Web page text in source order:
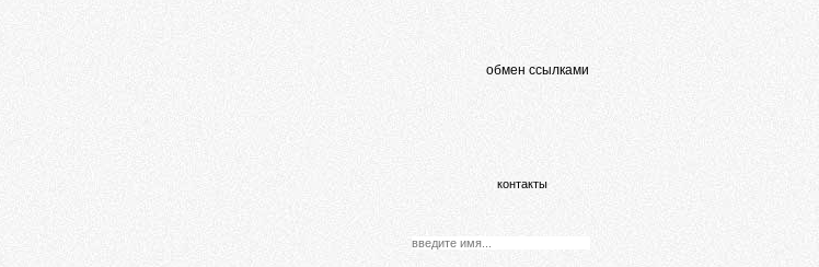
обмен ссылками
контакты